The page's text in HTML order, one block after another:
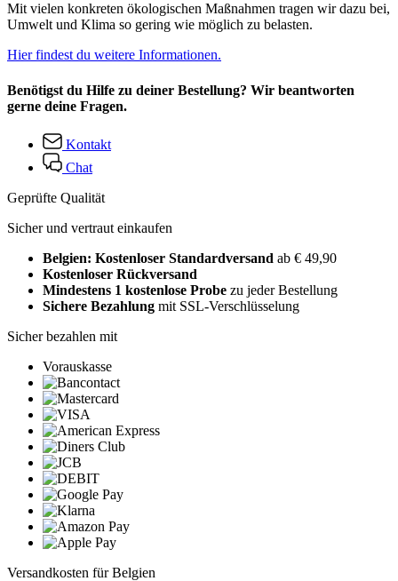
Mit vielen konkreten ökologischen Maßnahmen tragen wir dazu bei,
Umwelt und Klima so gering wie möglich zu belasten.
Hier findest du weitere Informationen.
Benötigst du Hilfe zu deiner Bestellung? Wir beantworten
gerne deine Fragen.
Kontakt
Chat
Geprüfte Qualität
Sicher und vertraut einkaufen
Belgien: Kostenloser Standardversand ab € 49,90
Kostenloser Rückversand
Mindestens 1 kostenlose Probe zu jeder Bestellung
Sichere Bezahlung mit SSL-Verschlüsselung
Sicher bezahlen mit
Vorauskasse
Versandkosten für Belgien